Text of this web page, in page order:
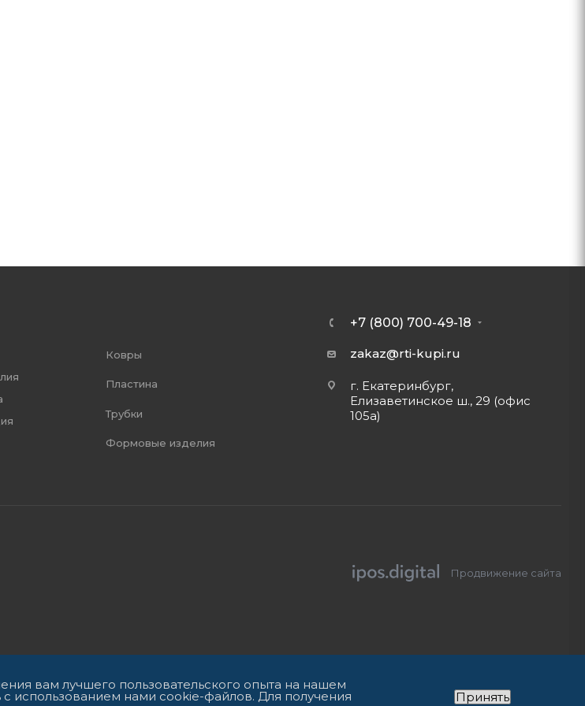
Ковры
Пластина
Трубки
Формовые изделия
+7 (800) 700-49-18
zakaz@rti-kupi.ru
г. Екатеринбург,
Елизаветинское ш., 29 (офис
105а)
Продвижение сайта
вам лучшего пользовательского опыта на нашем
использованием нами cookie-файлов. Для получения Принять